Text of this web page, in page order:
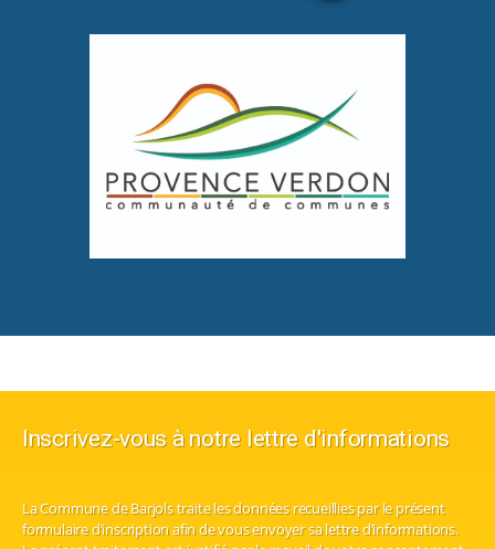
Inscrivez-vous à notre lettre d'informations
La Commune de Barjols traite les données recueillies par le présent
formulaire d’inscription afin de vous envoyer sa lettre d’informations.